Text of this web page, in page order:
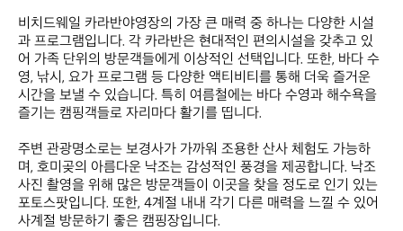
비치드웨일 카라반야영장의 가장 큰 매력 중 하나는 다양한 시설
과 프로그램입니다. 각 카라반은 현대적인 편의시설을 갖추고 있
어 가족 단위의 방문객들에게 이상적인 선택입니다. 또한, 바다 수
영, 낚시, 요가 프로그램 등 다양한 액티비티를 통해 더욱 즐거운
시간을 보낼 수 있습니다. 특히 여름철에는 바다 수영과 해수욕을
즐기는 캠핑객들로 자리마다 활기를 띱니다.
주변 관광명소로는 보경사가 가까워 조용한 산사 체험도 가능하
며, 호미곶의 아름다운 낙조는 감성적인 풍경을 제공합니다. 낙조
사진 촬영을 위해 많은 방문객들이 이곳을 찾을 정도로 인기 있는
포토스팟입니다. 또한, 4계절 내내 각기 다른 매력을 느낄 수 있어
사계절 방문하기 좋은 캠핑장입니다.